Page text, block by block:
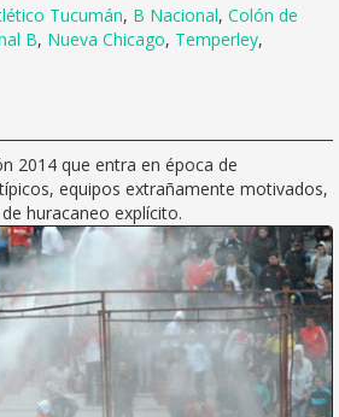
Tucumán, B Nacional, Colón de
B, Nueva Chicago, Temperley,
2014 que entra en época de
equipos extrañamente motivados,
huracaneo explícito.